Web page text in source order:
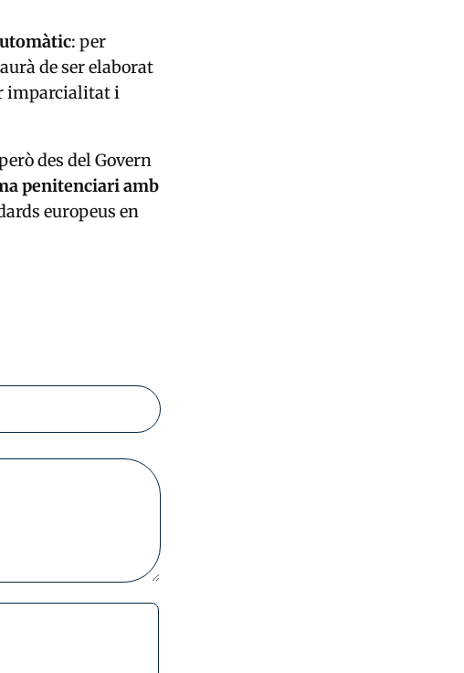
: per
de ser elaborat
imparcialitat i
des del Govern
penitenciari amb
europeus en